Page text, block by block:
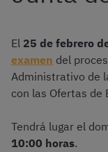
El 25 de febrero
examen del
Administrativo de
con las Ofertas
Tendrá lugar el
10:00 horas.